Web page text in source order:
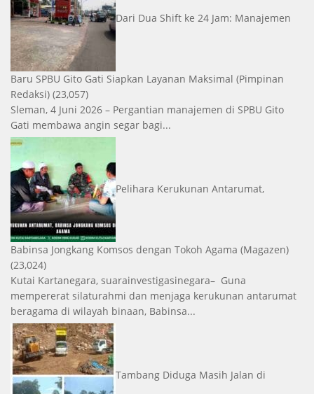
Dari Dua Shift ke 24 Jam: Manajemen
Baru SPBU Gito Gati Siapkan Layanan Maksimal (Pimpinan
Redaksi) (23,057)
Sleman, 4 Juni 2026 – Pergantian manajemen di SPBU Gito
Gati membawa angin segar bagi...
Pelihara Kerukunan Antarumat,
Babinsa Jongkang Komsos dengan Tokoh Agama (Magazen)
(23,024)
Kutai Kartanegara, suarainvestigasinegara– Guna
mempererat silaturahmi dan menjaga kerukunan antarumat
beragama di wilayah binaan, Babinsa...
Tambang Diduga Masih Jalan di